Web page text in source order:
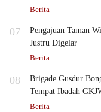
Berita
07
Pengajuan Taman
Justru Digelar
Berita
08
Brigade Gusdur
Tempat Ibadah
Berita